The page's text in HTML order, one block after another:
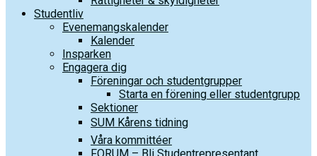
Studentliv
Evenemangskalender
Kalender
Insparken
Engagera dig
Föreningar och studentgrupper
Starta en förening eller studentgrupp
Sektioner
SUM Kårens tidning
Våra kommittéer